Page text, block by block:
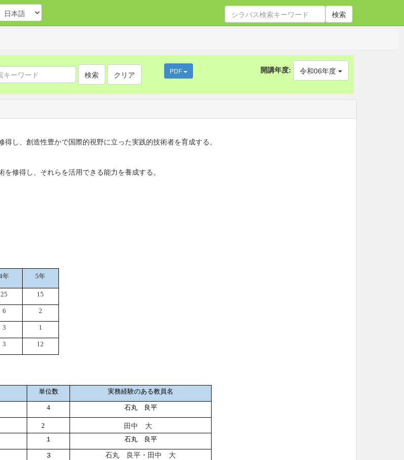
検索
検索 クリア PDF 開講年度: 令和06年度
し、創造性豊かで国際的視野に立った実践的技術者を育成する。
修得し、それらを活用できる能力を養成する。
年 5年
25 15
6 2
3 1
3 12
単位数 実務経験のある教員名
4 石丸 良平
2 田中 大
１ 石丸 良平
３ 石丸 良平・田中 大